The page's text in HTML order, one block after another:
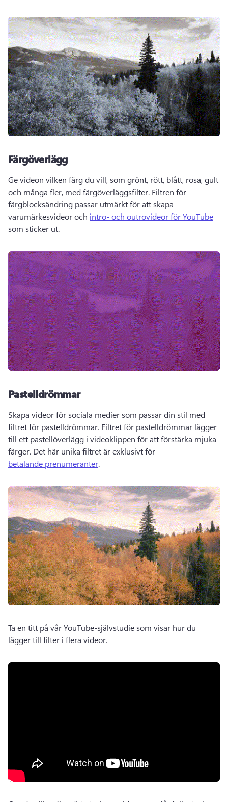
Färgöverlägg
Ge videon vilken färg du vill, som grönt, rött, blått, rosa, gult
och många fler, med färgöverläggsfilter. Filtren för
färgblocksändring passar utmärkt för att skapa
varumärkesvideor och intro- och outrovideor för YouTube
som sticker ut.
Pastelldrömmar
Skapa videor för sociala medier som passar din stil med
filtret för pastelldrömmar. Filtret för pastelldrömmar lägger
till ett pastellöverlägg i videoklippen för att förstärka mjuka
färger. Det här unika filtret är exklusivt för
betalande prenumeranter.
Ta en titt på vår YouTube-självstudie som visar hur du
lägger till filter i flera videor.